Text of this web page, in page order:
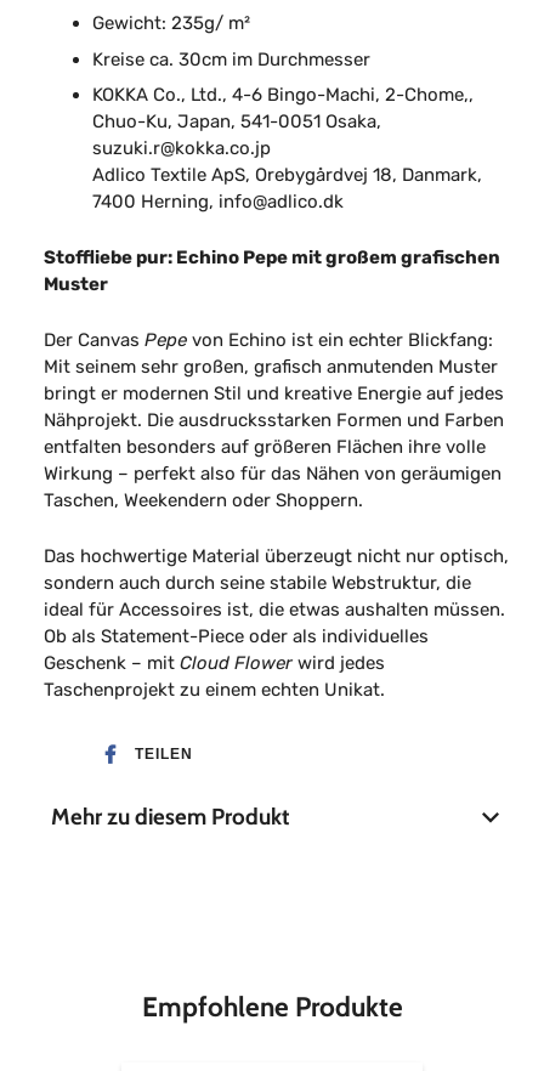
Gewicht: 235g/ m²
Kreise ca. 30cm im Durchmesser
KOKKA Co., Ltd., 4-6 Bingo-Machi, 2-Chome,,
Chuo-Ku, Japan, 541-0051 Osaka,
suzuki.r@kokka.co.jp
Adlico Textile ApS, Orebygårdvej 18, Danmark,
7400 Herning, info@adlico.dk
Stoffliebe pur: Echino Pepe mit großem grafischen
Muster
Der Canvas Pepe von Echino ist ein echter Blickfang:
Mit seinem sehr großen, grafisch anmutenden Muster
bringt er modernen Stil und kreative Energie auf jedes
Nähprojekt. Die ausdrucksstarken Formen und Farben
entfalten besonders auf größeren Flächen ihre volle
Wirkung – perfekt also für das Nähen von geräumigen
Taschen, Weekendern oder Shoppern.
Das hochwertige Material überzeugt nicht nur optisch,
sondern auch durch seine stabile Webstruktur, die
ideal für Accessoires ist, die etwas aushalten müssen.
Ob als Statement-Piece oder als individuelles
Geschenk – mit Cloud Flower wird jedes
Taschenprojekt zu einem echten Unikat.
TEILEN
Mehr zu diesem Produkt
Empfohlene Produkte